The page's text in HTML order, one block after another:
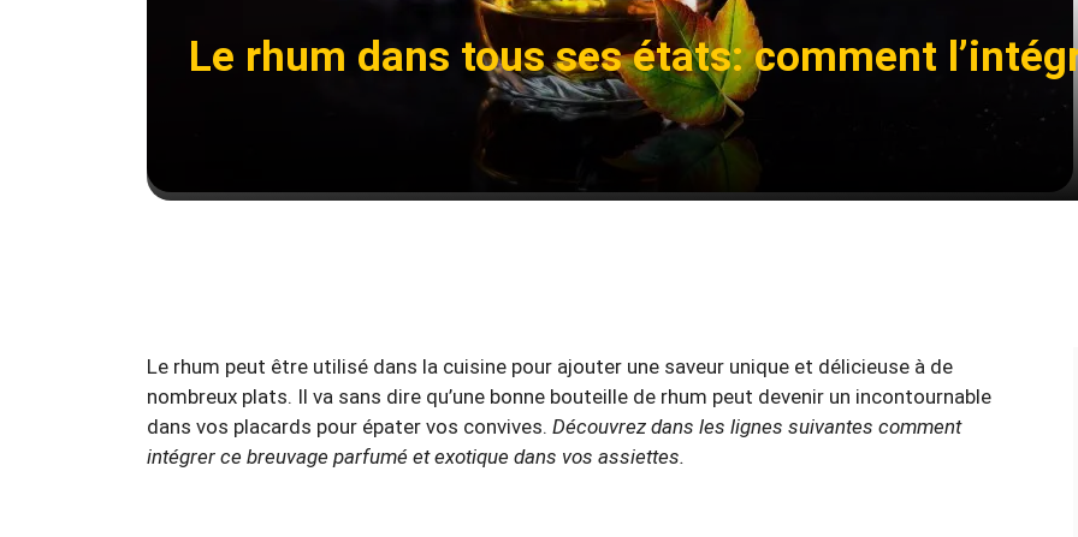
Le rhum dans tous ses états: comment
Le rhum peut être utilisé dans la cuisine pour ajouter une saveur unique et délicieuse à de
nombreux plats. Il va sans dire qu’une bonne bouteille de rhum peut devenir un incontournable
dans vos placards pour épater vos convives. Découvrez dans les lignes suivantes comment
intégrer ce breuvage parfumé et exotique dans vos assiettes.